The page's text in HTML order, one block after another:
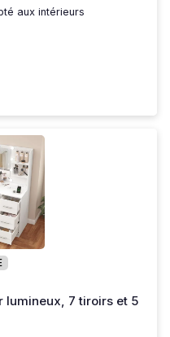
aux intérieurs
lumineux, 7 tiroirs et 5